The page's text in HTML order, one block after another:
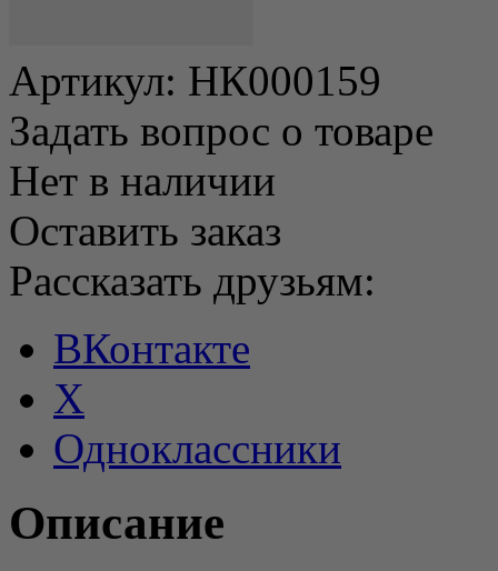
Артикул: НК000159
Задать вопрос о товаре
Нет в наличии
Оставить заказ
Рассказать друзьям:
ВКонтакте
X
Одноклассники
Описание